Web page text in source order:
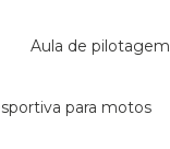
aula de pilotagem
para motos